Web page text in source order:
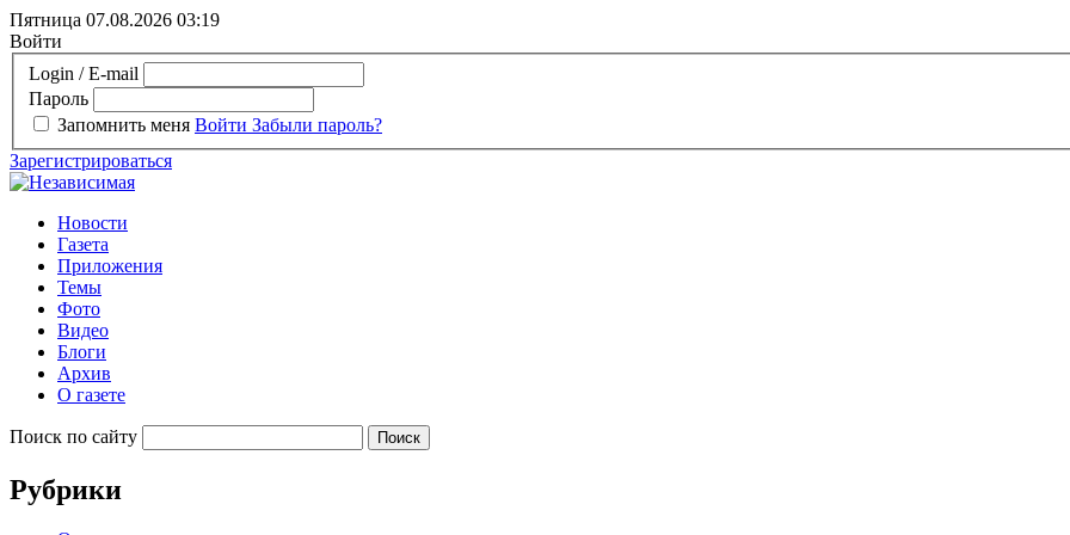
Пятница 07.08.2026 03:19
Войти
Login / E-mail
Пароль
Запомнить меня Войти Забыли пароль?
Зарегистрироваться
Новости
Газета
Приложения
Темы
Фото
Видео
Блоги
Архив
О газете
Поиск по сайту
Рубрики